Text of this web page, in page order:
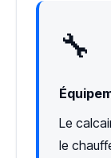
🔧
Le
le